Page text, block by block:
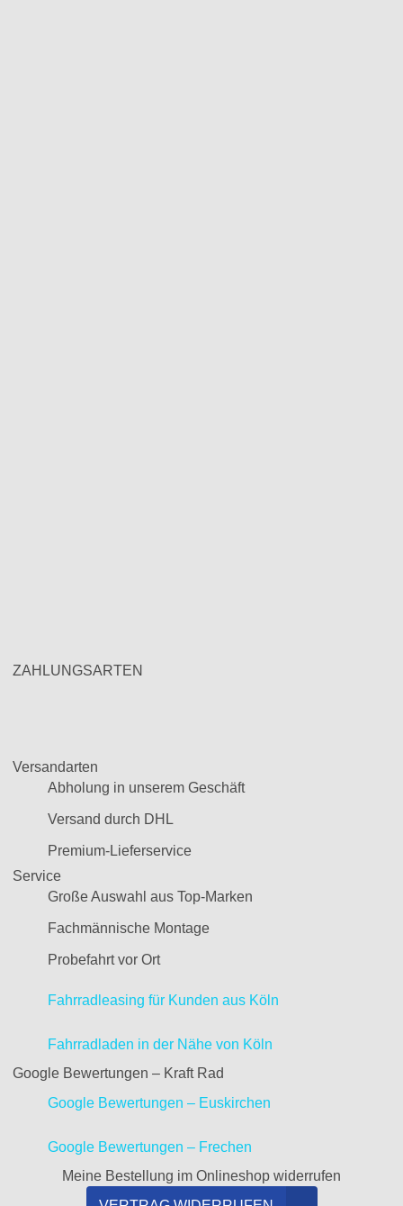
ZAHLUNGSARTEN
Versandarten
Abholung in unserem Geschäft
Versand durch DHL
Premium-Lieferservice
Service
Große Auswahl aus Top-Marken
Fachmännische Montage
Probefahrt vor Ort
Fahrradleasing für Kunden aus Köln
Fahrradladen in der Nähe von Köln
Google Bewertungen – Kraft Rad
Google Bewertungen – Euskirchen
Google Bewertungen – Frechen
Meine Bestellung im Onlineshop widerrufen